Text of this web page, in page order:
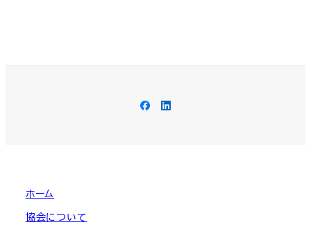
Facebook
LinkedIn
ホーム
協会について